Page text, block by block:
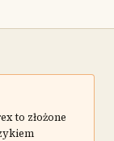
to złożone